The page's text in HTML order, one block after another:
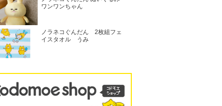
ワンワンちゃん
ノラネコぐんだん 2枚組フェ
イスタオル うみ